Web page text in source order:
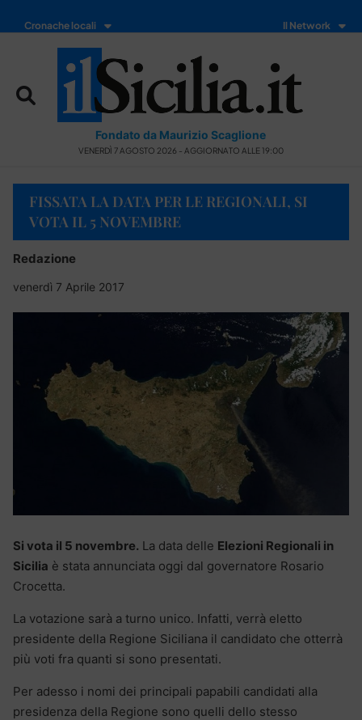
Cronache locali Il Network
Fondato da Maurizio Scaglione
VENERDÌ 7 AGOSTO 2026 - AGGIORNATO ALLE 19:00
FISSATA LA DATA PER LE REGIONALI, SI
VOTA IL 5 NOVEMBRE
Redazione
venerdì 7 Aprile 2017
Si vota il 5 novembre. La data delle Elezioni Regionali in
Sicilia è stata annunciata oggi dal governatore Rosario
Crocetta.
La votazione sarà a turno unico. Infatti, verrà eletto
presidente della Regione Siciliana il candidato che otterrà
più voti fra quanti si sono presentati.
Per adesso i nomi dei principali papabili candidati alla
presidenza della Regione sono quelli dello stesso